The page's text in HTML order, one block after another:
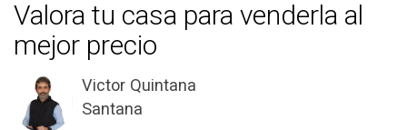
Valora tu casa para venderla al
mejor precio
Victor Quintana
Santana